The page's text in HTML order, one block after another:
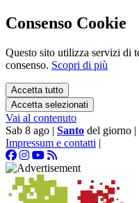
Consenso Cookie
Questo sito utilizza servizi di
consenso. Scopri di più
Accetta tutto
Accetta selezionati
Vai al contenuto
Sab 8 ago | Santo del giorno |
Impressum e contatti |